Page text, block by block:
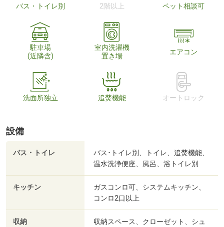
バス・トイレ別 2階以上 ペット相談可
駐車場
(近隣含)
室内洗濯機
置き場
エアコン
洗面所独立 追焚機能 オートロック
設備
バス・トイレ
バス･トイレ別、トイレ、追焚機能、
温水洗浄便座、風呂、浴トイレ別
キッチン
ガスコンロ可、システムキッチン、
コンロ2口以上
収納
収納スペース、クローゼット、シュ